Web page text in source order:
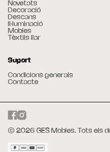
Novetats
Decoració
Descans
Il·luminació
Mobles
Tèxtils llar
Suport
Condicions generals
Contacte
© 2026 GES Mobles. Tots els